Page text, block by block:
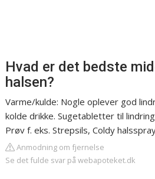
Hvad er det bedste
halsen?
Varme/kulde: Nogle oplever god
kolde drikke. Sugetabletter til
Prøv f. eks. Strepsils, Coldy
Anmodning om fjernelse
Se det fulde svar på webapoteket.dk